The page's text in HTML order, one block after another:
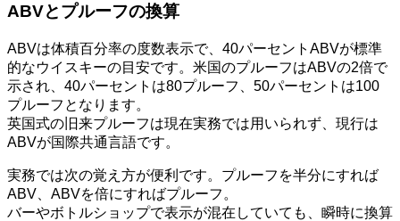
ABVとプルーフの換算
ABVは体積百分率の度数表示で、40パーセントABVが標準
的なウイスキーの目安です。米国のプルーフはABVの2倍で
示され、40パーセントは80プルーフ、50パーセントは100
プルーフとなります。
英国式の旧来プルーフは現在実務では用いられず、現行は
ABVが国際共通言語です。
実務では次の覚え方が便利です。プルーフを半分にすれば
ABV、ABVを倍にすればプルーフ。
バーやボトルショップで表示が混在していても、瞬時に換算